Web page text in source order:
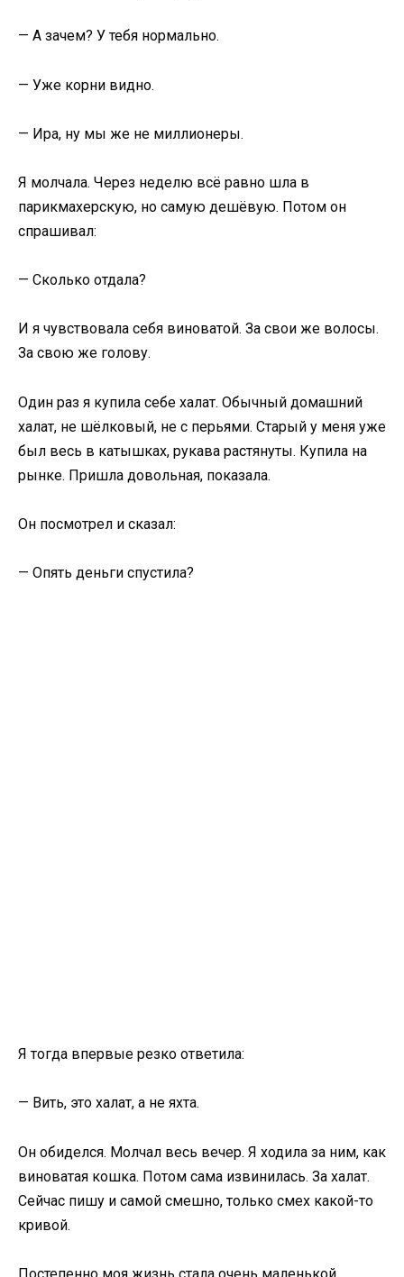
— А зачем? У тебя нормально.
— Уже корни видно.
— Ира, ну мы же не миллионеры.
Я молчала. Через неделю всё равно шла в
парикмахерскую, но самую дешёвую. Потом он
спрашивал:
— Сколько отдала?
И я чувствовала себя виноватой. За свои же волосы.
За свою же голову.
Один раз я купила себе халат. Обычный домашний
халат, не шёлковый, не с перьями. Старый у меня уже
был весь в катышках, рукава растянуты. Купила на
рынке. Пришла довольная, показала.
Он посмотрел и сказал:
— Опять деньги спустила?
Я тогда впервые резко ответила:
— Вить, это халат, а не яхта.
Он обиделся. Молчал весь вечер. Я ходила за ним, как
виноватая кошка. Потом сама извинилась. За халат.
Сейчас пишу и самой смешно, только смех какой-то
кривой.
Постепенно моя жизнь стала очень маленькой.